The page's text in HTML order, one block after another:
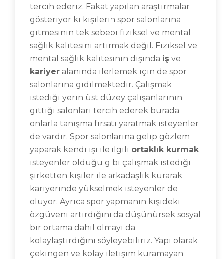
tercih ederiz. Fakat yapılan araştırmalar
gösteriyor ki kişilerin spor salonlarına
gitmesinin tek sebebi fiziksel ve mental
sağlık kalitesini artırmak değil. Fiziksel ve
mental sağlık kalitesinin dışında iş ve
kariyer alanında ilerlemek için de spor
salonlarına gidilmektedir. Çalışmak
istediği yerin üst düzey çalışanlarının
gittiği salonları tercih ederek burada
onlarla tanışma fırsatı yaratmak isteyenler
de vardır. Spor salonlarına gelip gözlem
yaparak kendi işi ile ilgili ortaklık kurmak
isteyenler olduğu gibi çalışmak istediği
şirketten kişiler ile arkadaşlık kurarak
kariyerinde yükselmek isteyenler de
oluyor. Ayrıca spor yapmanın kişideki
özgüveni artırdığını da düşünürsek sosyal
bir ortama dahil olmayı da
kolaylaştırdığını söyleyebiliriz. Yapı olarak
çekingen ve kolay iletişim kuramayan